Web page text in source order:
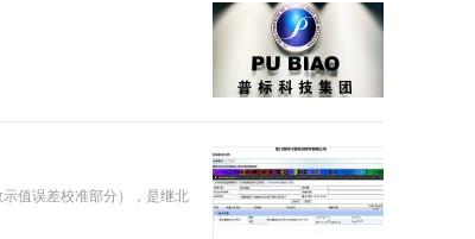
值误差校准部分），是继北